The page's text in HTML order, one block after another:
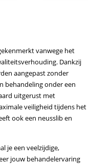
vanwege het
Dankzij
aangepast zonder
behandeling onder een
uitgerust met
veiligheid tijdens het
ook een neusslib en
je een veelzijdige,
jouw behandelervaring